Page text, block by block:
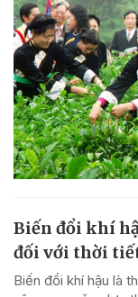
Biến đổi khí
đối với thời
Biến đổi khí hậu là